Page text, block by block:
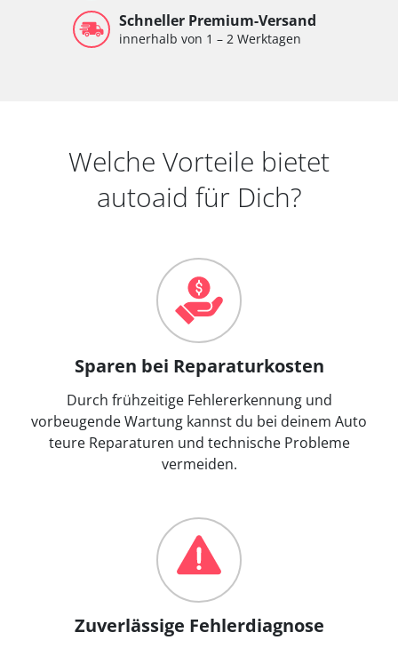
Schneller Premium-Versand
innerhalb von 1 – 2 Werktagen
Welche Vorteile bietet
autoaid für Dich?
Sparen bei Reparaturkosten
Durch frühzeitige Fehlererkennung und
vorbeugende Wartung kannst du bei deinem Auto
teure Reparaturen und technische Probleme
vermeiden.
Zuverlässige Fehlerdiagnose